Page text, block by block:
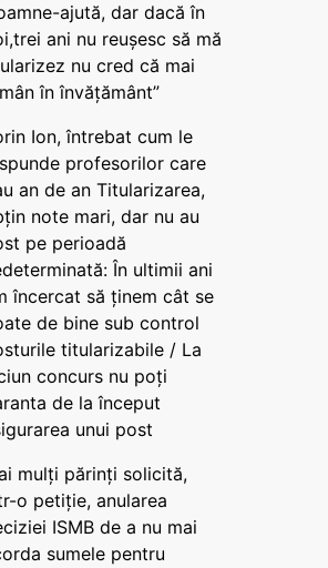
ajută, dar dacă în
ani nu reușesc să mă
nu cred că mai
în învățământ”
Ion, întrebat cum le
profesorilor care
an de an Titularizarea,
note mari, dar nu au
pe perioadă
În ultimii ani
încercat să ținem cât se
de bine sub control
titularizabile / La
concurs nu poți
de la început
unui post
mulți părinți solicită,
o petiție, anularea
ISMB de a nu mai
sumele pentru